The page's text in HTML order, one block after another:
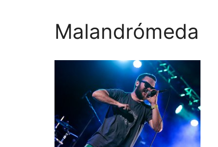
Malandrómeda